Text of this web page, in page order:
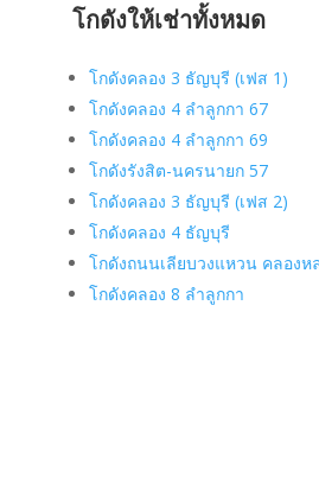
โกดังให้เช่าทั้งหมด
โกดังคลอง 3 ธัญบุรี (เฟส 1)
โกดังคลอง 4 ลำลูกกา 67
โกดังคลอง 4 ลำลูกกา 69
โกดังรังสิต-นครนายก 57
โกดังคลอง 3 ธัญบุรี (เฟส 2)
โกดังคลอง 4 ธัญบุรี
โกดังถนนเลียบวงแหวน คลองห
โกดังคลอง 8 ลำลูกกา